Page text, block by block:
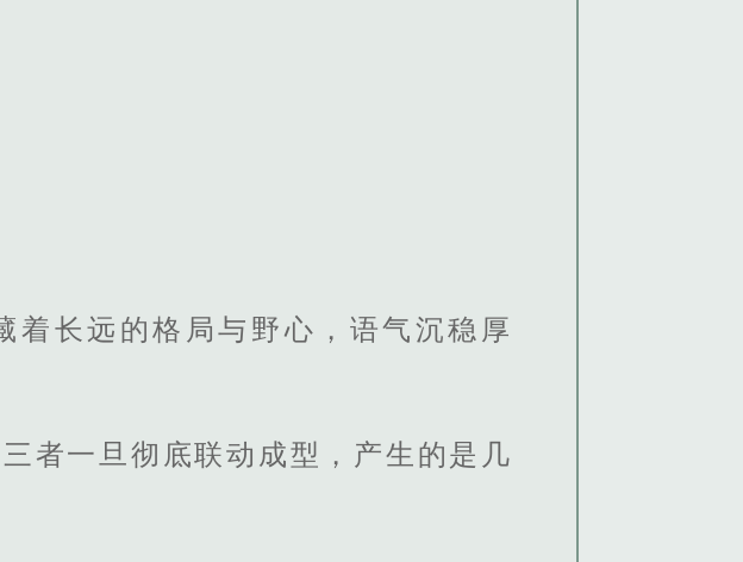
着长远的格局与野心，语气沉稳厚
者一旦彻底联动成型，产生的是几